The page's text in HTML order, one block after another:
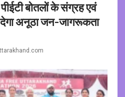
बोतलों के संग्रह एवं
देगा अनूठा जन-जागरूकता